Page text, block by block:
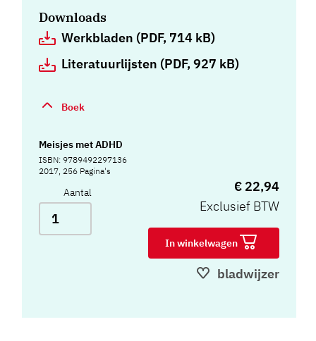
Downloads
Werkbladen (PDF, 714 kB)
Literatuurlijsten (PDF, 927 kB)
Boek
Meisjes met ADHD
ISBN: 9789492297136
2017, 256 Pagina's
Aantal
€ 22,94
Exclusief BTW
In winkelwagen
bladwijzer